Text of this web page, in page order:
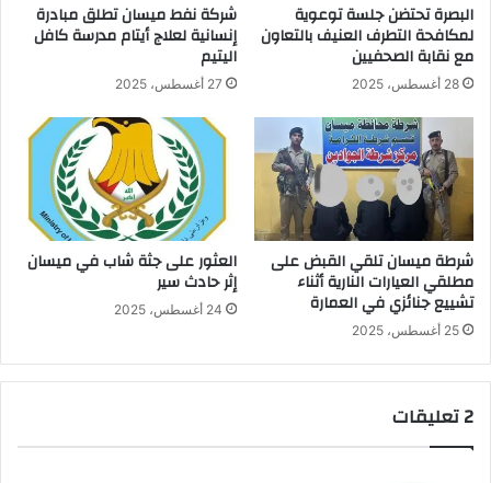
البصرة تحتضن جلسة توعوية
لمكافحة التطرف العنيف بالتعاون
مع نقابة الصحفيين
28 أغسطس، 2025
شركة نفط ميسان تطلق مبادرة
إنسانية لعلاج أيتام مدرسة كافل
اليتيم
27 أغسطس، 2025
شرطة ميسان تلقي القبض على
مطلقي العيارات النارية أثناء
تشييع جنائزي في العمارة
25 أغسطس، 2025
العثور على جثة شاب في ميسان
إثر حادث سير
24 أغسطس، 2025
‫2 تعليقات